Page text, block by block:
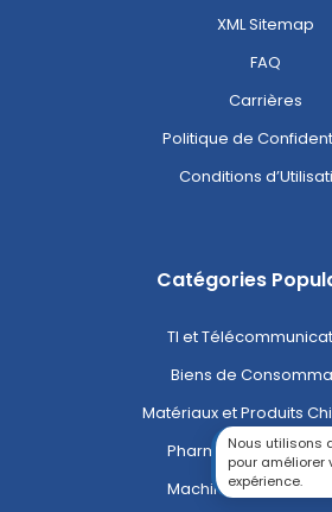
XML Sitemap
FAQ
Carrières
Politique de
Conditions
Catégories
TI et
Biens de
Matériaux et Produits
Pharmaceutique et
Machines et
Nous utilisons
pour améliorer
expérience.